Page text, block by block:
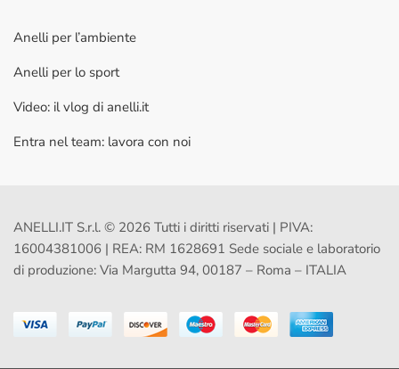
Anelli per l’ambiente
Anelli per lo sport
Video: il vlog di anelli.it
Entra nel team: lavora con noi
ANELLI.IT S.r.l. © 2026 Tutti i diritti riservati | PIVA:
16004381006 | REA: RM 1628691 Sede sociale e laboratorio
di produzione: Via Margutta 94, 00187 – Roma – ITALIA